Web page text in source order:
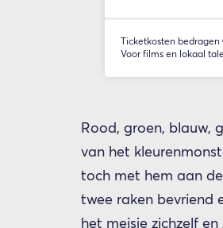
Ticketkosten
Voor films en lokaal
Rood, groen, blauw,
van het
toch met hem aan
twee raken bevriend
het meisje zichzelf